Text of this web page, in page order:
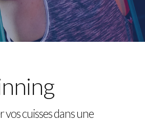
cuisses dans une